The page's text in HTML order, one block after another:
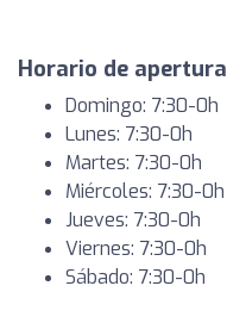
Horario de apertura
Domingo: 7:30-0h
Lunes: 7:30-0h
Martes: 7:30-0h
Miércoles: 7:30-0h
Jueves: 7:30-0h
Viernes: 7:30-0h
Sábado: 7:30-0h